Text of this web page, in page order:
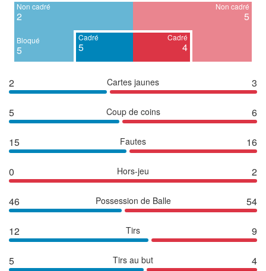
Non cadré
2
Bloqué
5
Cadré
5
Cadré
4
Non cadré
5
2 Cartes jaunes 3
5 Coup de coins 6
15 Fautes 16
0 Hors-jeu 2
46 Possession de Balle 54
12 Tirs 9
5 Tirs au but 4